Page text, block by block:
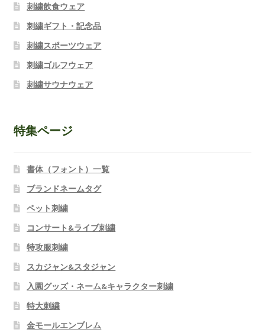
刺繍飲食ウェア
刺繍ギフト・記念品
刺繍スポーツウェア
刺繍ゴルフウェア
刺繍サウナウェア
特集ページ
書体（フォント）一覧
ブランドネームタグ
ペット刺繍
コンサート&ライブ刺繍
特攻服刺繍
スカジャン&スタジャン
入園グッズ・ネーム&キャラクター刺繍
特大刺繍
金モールエンブレム